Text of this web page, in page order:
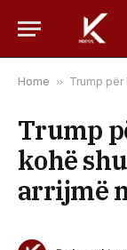
Home » Trump për
Trump
kohë
arrijmë